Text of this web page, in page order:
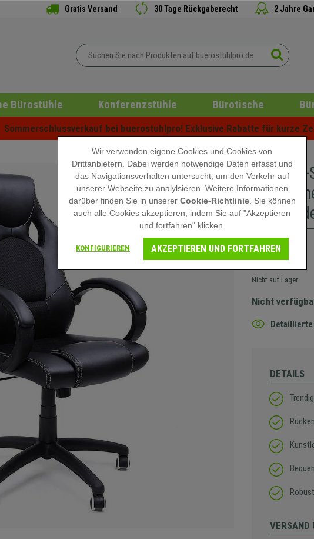
Gratis Versand 30 Tage Rückgaberecht 2 Jahre
Bürostühle Konferenzstühle Bürotische
Sommerschlussverkauf bei buerostuhlpro! Exklusive Rabatte für kurze
Gaming-
209,90 €
Nicht auf Lager
Nicht
Detaillierte
DETAILS
VERSAND
Wir verwenden eigene Cookies und Cookies von
Drittanbietern. Dabei werden notwendige Daten erfasst und
das Navigationsverhalten untersucht, um den Verkehr auf
unserer Webseite zu analylsieren. Weitere Informationen
darüber finden Sie in unserer Cookie-Richtlinie. Sie können
auch alle Cookies akzeptieren, indem Sie auf "Akzeptieren
und fortfahren" klicken.
KONFIGURIEREN AKZEPTIEREN UND FORTFAHREN